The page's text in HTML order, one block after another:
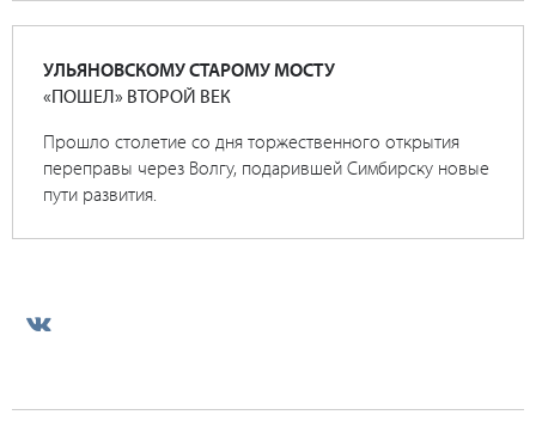
УЛЬЯНОВСКОМУ СТАРОМУ МОСТУ
«ПОШЕЛ» ВТОРОЙ ВЕК
Прошло столетие со дня торжественного открытия
переправы через Волгу, подарившей Симбирску новые
пути развития.